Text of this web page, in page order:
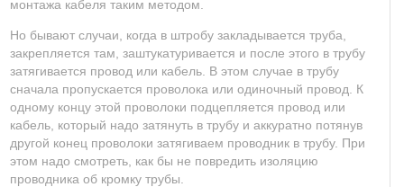
монтажа кабеля таким методом.
Но бывают случаи, когда в штробу закладывается труба,
закрепляется там, заштукатуривается и после этого в трубу
затягивается провод или кабель. В этом случае в трубу
сначала пропускается проволока или одиночный провод. К
одному концу этой проволоки подцепляется провод или
кабель, который надо затянуть в трубу и аккуратно потянув
другой конец проволоки затягиваем проводник в трубу. При
этом надо смотреть, как бы не повредить изоляцию
проводника об кромку трубы.